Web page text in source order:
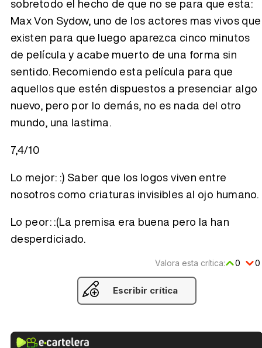
Max Von Sydow, uno de los actores mas vivos que
existen para que luego aparezca cinco minutos
de película y acabe muerto de una forma sin
sentido. Recomiendo esta película para que
aquellos que estén dispuestos a presenciar algo
nuevo, pero por lo demás, no es nada del otro
mundo, una lastima.
7,4/10
Lo mejor: :) Saber que los logos viven entre
nosotros como criaturas invisibles al ojo humano.
Lo peor: :(La premisa era buena pero la han
desperdiciado.
Valora esta crítica: 0 0
Escribir crítica